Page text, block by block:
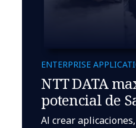
ENTERPRISE
NTT DATA
potencial de
Al crear